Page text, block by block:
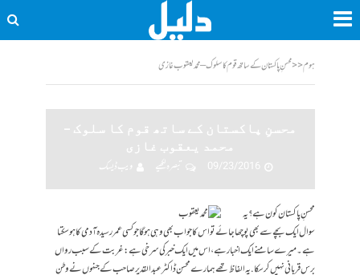
ہوم<<محسنِ پاکستان کے ساتھ قوم کا سلوک – محمد یعقوب غازی
محسنِ پاکستان کے ساتھ قوم کا سلوک –
محمد یعقوب غازی
09/23/2016
تبصرہ لکھیے ویب ڈیسک
محسنِ پاکستان کون ہے؟ یہ
سوال ایک بچے سے بھی پوچھا جائے تو اس کا جواب بھی وہی ہوگا جو کسی عمر رسیدہ آدمی کا ہو سکتا
ہے۔ میرے سامنے ایک اخبار ہے، اس میں ایک خبر کی سرخی ہے: غربت کے سبب رواں
برس قربانی نہیں کرسکا. یہ الفاظ تھے ہمارے محسن ڈاکٹر عبدالقدیر صاحب کے جنہوں نے وطنِ